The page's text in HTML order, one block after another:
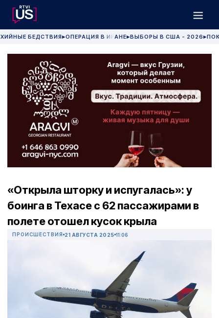
БЕДСТВИЯ▶ОПЕРАЦИЯ В ИРАНЕ▶ВЫБОРЫ В США - 2026 ▶
«Открыла шторку и испугалась»: у
боинга в Техасе c 62 пассажирами в
полете отошел кусок крыла
ПРОИСШЕСТВИЯ 21 АВГУСТА 2025 11:06